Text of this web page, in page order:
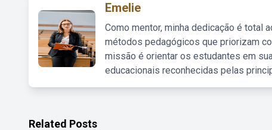
Emelie
Como mentor, minha dedicação é total
métodos pedagógicos que priorizam
missão é orientar os estudantes em
educacionais reconhecidas pelas
Related Posts